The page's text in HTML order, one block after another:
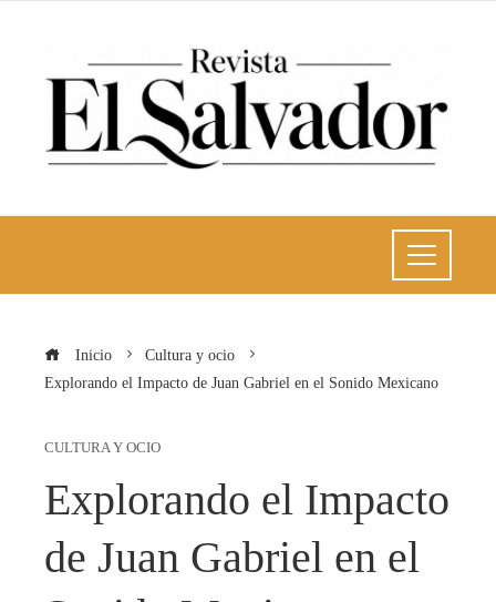
Inicio
Cultura y ocio
Explorando el Impacto de Juan Gabriel en el Sonido Mexicano
CULTURA Y OCIO
Explorando el Impacto
de Juan Gabriel en el